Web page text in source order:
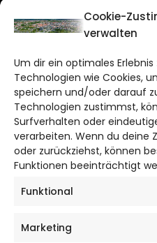
Cookie-
verwalten
Um dir ein optimales
Technologien wie Cookies,
speichern und/oder darauf
Technologien zustimmst,
Surfverhalten oder
verarbeiten. Wenn du deine
oder zurückziehst, können
Funktionen beeinträchtigt
Funktional
Marketing
CITYLIFE!
Bruchtorwall 12
38100 Braunschweig
Telefon: 0531 387220 – 65
DAS
BRAUNSCHWEIG
Impressum
Cookie Richtlinie